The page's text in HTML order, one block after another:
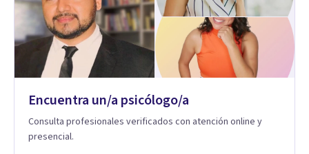
Encuentra un/a psicólogo/a
Consulta profesionales verificados con atención online y
presencial.